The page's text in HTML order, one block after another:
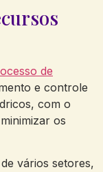
de
e controle
com o
os
vários setores,